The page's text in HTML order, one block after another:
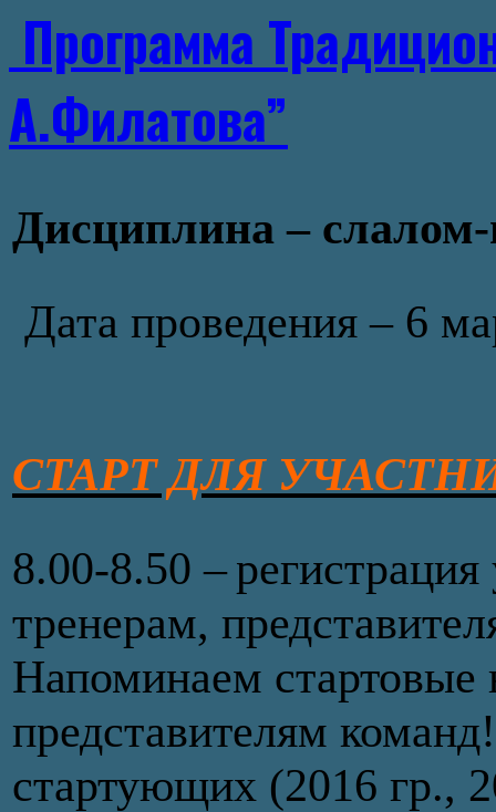
Программа
А.Филатова”
Дисциплина – слалом-
Дата проведения – 6
СТАРТ ДЛЯ
8.00-8.50 –
тренерам,
Напоминаем стартовые
представителям
стартующих (2016 гр.,